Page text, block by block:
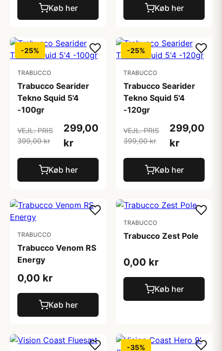
Køb her Køb her
-25%
TRABUCCO
Trabucco Searider
Tekno Squid 5'4
-100gr
VEJL. PRIS
399,00 kr
299,00
kr
Køb her
-25%
TRABUCCO
Trabucco Searider
Tekno Squid 5'4
-120gr
VEJL. PRIS
399,00 kr
299,00
kr
Køb her
TRABUCCO
Trabucco Venom RS
Energy
0,00 kr
Køb her
TRABUCCO
Trabucco Zest Pole
0,00 kr
Køb her
-35%